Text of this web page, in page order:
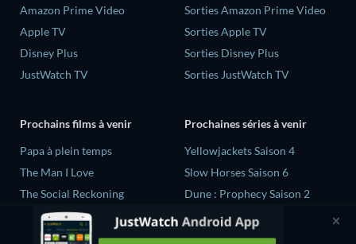
Amazon Prime Video
Apple TV
Disney Plus
JustWatch TV
Sorties Amazon Prime Video
Sorties Apple TV
Sorties Disney Plus
Sorties JustWatch TV
Prochains films à venir
‎Papa à plein temps
The Man I Love
The Social Reckoning
La Conscience politique
Quand la vie recommence...
Prochaines séries à venir
Yellowjackets Saison 4
Slow Horses Saison 6
Dune : Prophecy Saison 2
The Gentlemen Saison 2
Love Is Blind: UK Saison 3